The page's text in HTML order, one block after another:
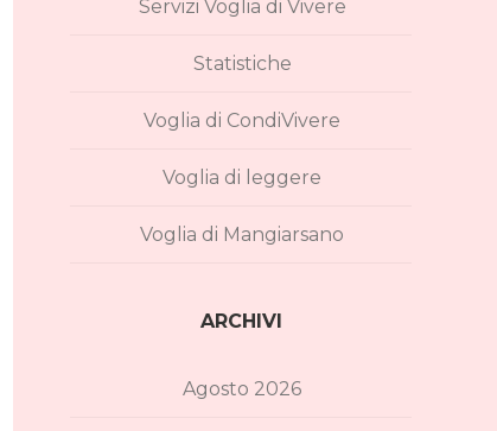
Servizi Voglia di Vivere
Statistiche
Voglia di CondiVivere
Voglia di leggere
Voglia di Mangiarsano
ARCHIVI
Agosto 2026